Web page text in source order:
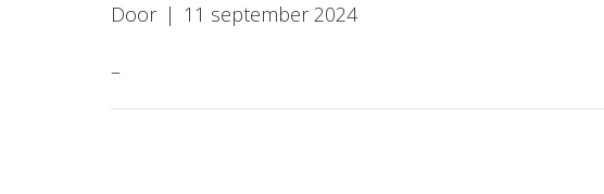
Door | 11 september 2024
–